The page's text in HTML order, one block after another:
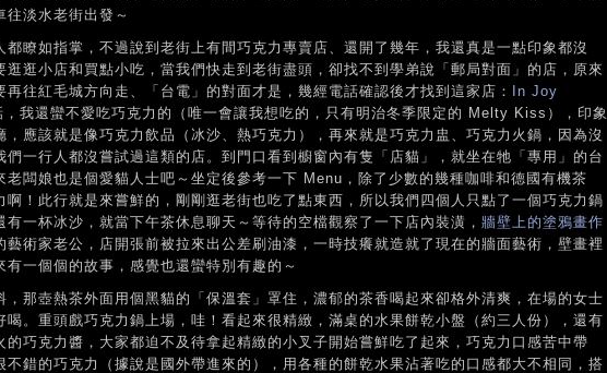
往淡水老街出發～
都瞭如指掌，不過說到老街上有間巧克力專賣店、還開了幾年，我還真是一點印象都沒
逛逛小店和買點小吃，當我們快走到老街盡頭，卻找不到學弟說「郵局對面」的店，原來
再往紅毛城方向走、「台電」的對面才是，幾經電話確認後才找到這家店：
In Joy
，我還蠻不愛吃巧克力的（唯一會讓我想吃的，只有明治冬季限定的 Melty Kiss），印象
，應該就是像巧克力飲品（冰沙、熱巧克力），再來就是巧克力盅、巧克力火鍋，因為沒
們一行人都沒嘗試過這類的店。到門口看到櫥窗內有隻「店貓」，就坐在牠「專用」的台
老闆娘也是個愛貓人士吧～坐定後參考一下 Menu，除了少數的幾種咖啡和德國有機茶
啊！此行就是來嘗鮮的，剛剛逛老街也吃了點東西，所以我們四個人只點了一個巧克力鍋
有一杯冰沙，就當下午茶休息聊天～等待的空檔觀察了一下店內裝潢， 牆壁上的塗鴉畫作
藝術家老公，店開張前被拉來出公差刷油漆，一時技癢就造就了現在的牆面藝術，壁畫裡
有一個個的故事，感覺也還蠻特別有趣的～
，那壺熱茶外面用個黑貓的「保溫套」罩住，濃郁的茶香喝起來卻格外清爽，在場的女士
喝。重頭戲巧克力鍋上場，哇！看起來很精緻，滿桌的水果餅乾小盤（約三人份），還有
的巧克力醬，大家都迫不及待拿起精緻的小叉子開始嘗鮮吃了起來，巧克力口感苦中帶
不錯的巧克力（據說是國外帶進來的），用各種的餅乾水果沾著吃的口感都大不相同，搭